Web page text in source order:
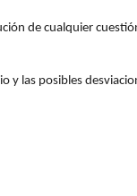
de cualquier
y las posibles